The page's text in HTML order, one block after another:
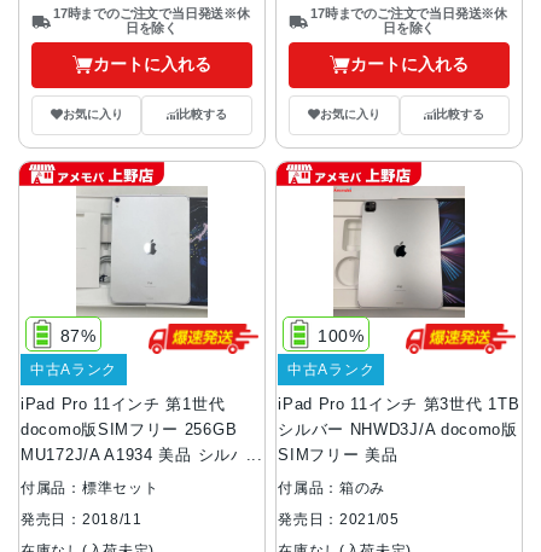
17時までのご注文で当日発送※休
日を除く
カートに入れる
お気に入り 比較する
17時までのご注文で当日発送※休
日を除く
カートに入れる
お気に入り 比較する
iPad Pro 11インチ 第1世代
docomo版SIMフリー 256GB
MU172J/A A1934 美品 シルバ
ー
87%
中古Aランク
付属品：標準セット
発売日：2018/11
iPad Pro 11インチ 第3世代 1TB
シルバー NHWD3J/A docomo版
SIMフリー 美品
100%
中古Aランク
付属品：箱のみ
発売日：2021/05